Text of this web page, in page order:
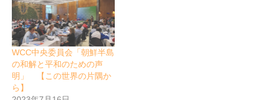
WCC中央委員会「朝鮮半島
の和解と平和のための声
明」 【この世界の片隅か
ら】